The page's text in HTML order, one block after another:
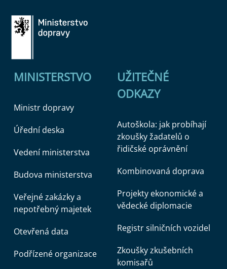
MINISTERSTVO
Ministr dopravy
Úřední deska
Vedení ministerstva
Budova ministerstva
Veřejné zakázky a
nepotřebný majetek
Otevřená data
Podřízené organizace
UŽITEČNÉ
ODKAZY
Autoškola: jak probíhají
zkoušky žadatelů o
řidičské oprávnění
Kombinovaná doprava
Projekty ekonomické a
vědecké diplomacie
Registr silničních vozidel
Zkoušky zkušebních
komisařů